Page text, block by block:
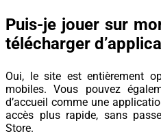
Puis-je jouer sur
télécharger
Oui, le site est entièrement
mobiles. Vous pouvez
d’accueil comme une
accès plus rapide, sans
Store.